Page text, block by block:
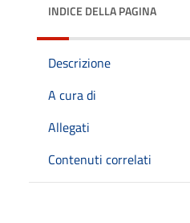
INDICE DELLA PAGINA
Descrizione
A cura di
Allegati
Contenuti correlati